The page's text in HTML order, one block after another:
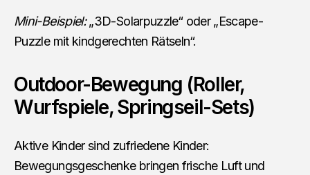
Mini-Beispiel:„3D-Solarpuzzle“ oder „Escape-
Puzzle mit kindgerechten Rätseln“.
Outdoor-Bewegung (Roller,
Wurfspiele, Springseil-Sets)
Aktive Kinder sind zufriedene Kinder:
Bewegungsgeschenke bringen frische Luft und